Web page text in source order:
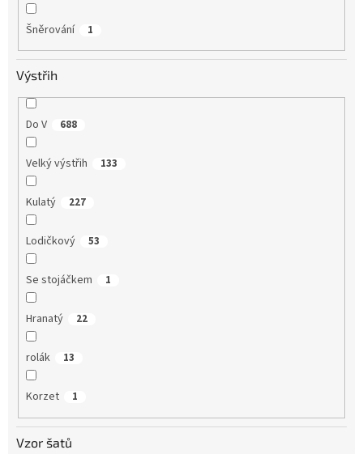
Šněrování 1
Výstřih
Do V 688
Velký výstřih 133
Kulatý 227
Lodičkový 53
Se stojáčkem 1
Hranatý 22
rolák 13
Korzet 1
Vzor šatů